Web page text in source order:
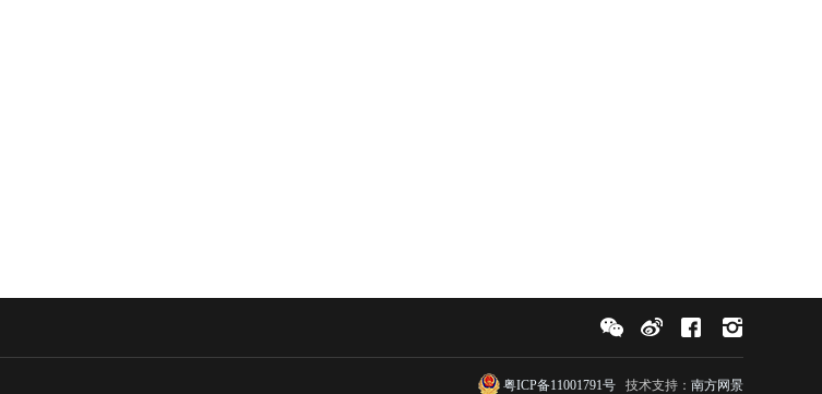
粤ICP备11001791号 技术支持： 南方网景